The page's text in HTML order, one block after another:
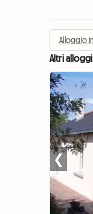
Alloggio
Altri
❮